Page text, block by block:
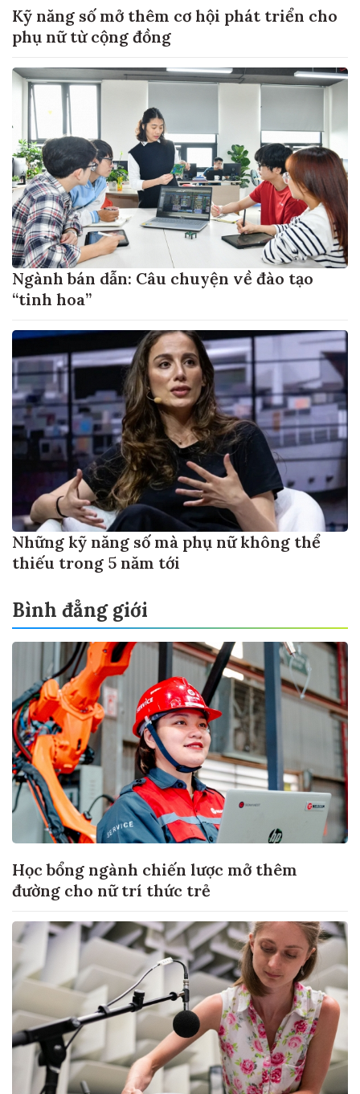
Kỹ năng số mở thêm cơ hội phát triển cho
phụ nữ từ cộng đồng
Ngành bán dẫn: Câu chuyện về đào tạo
“tinh hoa”
Những kỹ năng số mà phụ nữ không thể
thiếu trong 5 năm tới
Bình đẳng giới
Học bổng ngành chiến lược mở thêm
đường cho nữ trí thức trẻ